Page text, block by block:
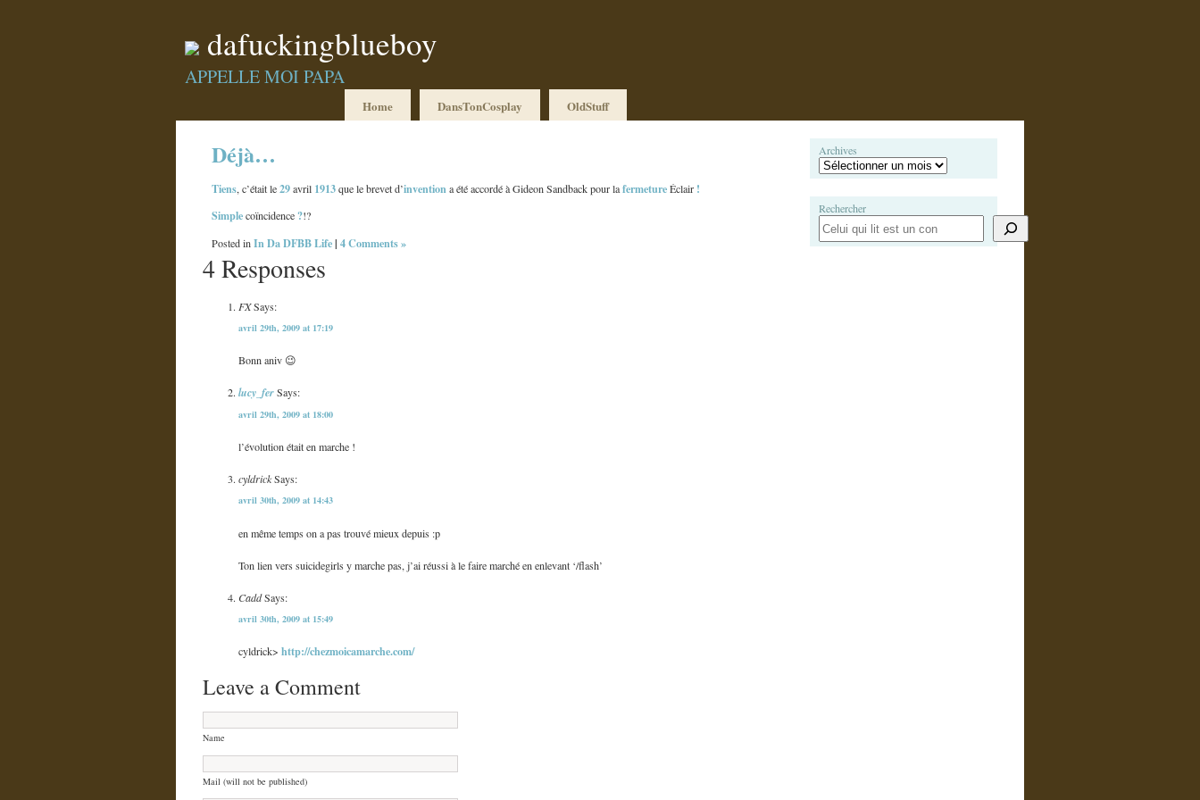
dafuckingblueboy
APPELLE MOI PAPA
Home DansTonCosplay OldStuff
Déjà…
Tiens, c’était le29avril 1913que le brevet d’inventiona été accordé à Gideon Sandback pour lafermetureÉclair !
Simplecoïncidence?!?
Posted inIn Da DFBB Life| 4 Comments »
4 Responses
FXSays:
avril 29th, 2009 at 17:19
Bonn aniv 😉
lucy_ferSays:
avril 29th, 2009 at 18:00
l’évolution était en marche !
cyldrickSays:
avril 30th, 2009 at 14:43
en même temps on a pas trouvé mieux depuis :p
Ton lien vers suicidegirls y marche pas, j’ai réussi à le faire marché en enlevant ‘/flash’
CaddSays:
avril 30th, 2009 at 15:49
cyldrick> http://chezmoicamarche.com/
Leave a Comment
Name
Mail (will not be published)
Archives
Rechercher